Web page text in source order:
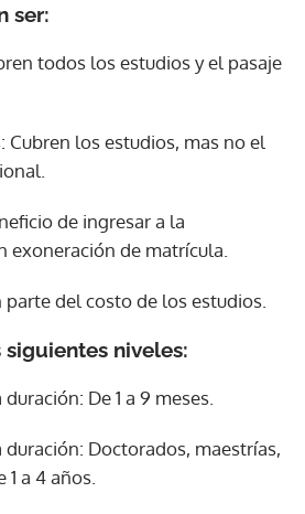
ser:
todos los estudios y el pasaje
Cubren los estudios, mas no el
de ingresar a la
exoneración de matrícula.
parte del costo de los estudios.
niveles:
De 1 a 9 meses.
duración: Doctorados, maestrías,
a 4 años.